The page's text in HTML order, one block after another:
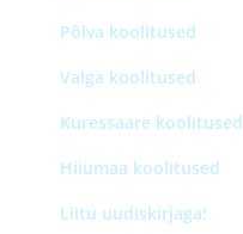
Põlva koolitused
Valga koolitused
Kuressaare koolitused
Hiiumaa koolitused
Liitu uudiskirjaga!